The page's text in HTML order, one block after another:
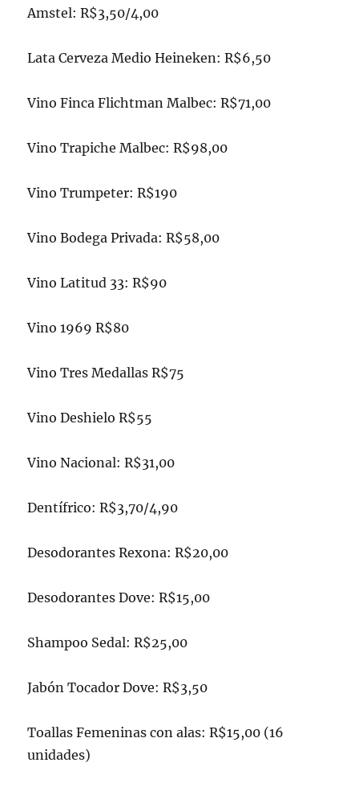
Amstel: R$3,50/4,00
Lata Cerveza Medio Heineken: R$6,50
Vino Finca Flichtman Malbec: R$71,00
Vino Trapiche Malbec: R$98,00
Vino Trumpeter: R$190
Vino Bodega Privada: R$58,00
Vino Latitud 33: R$90
Vino 1969 R$80
Vino Tres Medallas R$75
Vino Deshielo R$55
Vino Nacional: R$31,00
Dentífrico: R$3,70/4,90
Desodorantes Rexona: R$20,00
Desodorantes Dove: R$15,00
Shampoo Sedal: R$25,00
Jabón Tocador Dove: R$3,50
Toallas Femeninas con alas: R$15,00 (16
unidades)